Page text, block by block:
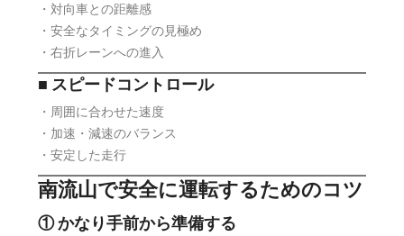
・対向車との距離感
・安全なタイミングの見極め
・右折レーンへの進入
■ スピードコントロール
・周囲に合わせた速度
・加速・減速のバランス
・安定した走行
南流山で安全に運転するためのコツ
① かなり手前から準備する